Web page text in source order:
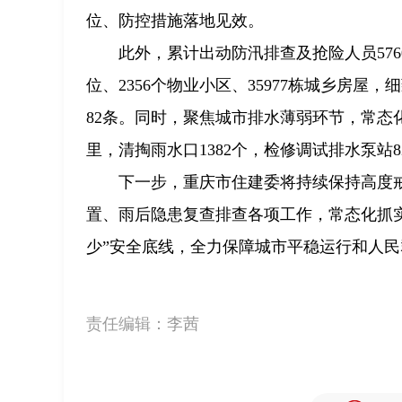
位、防控措施落地见效。
此外，累计出动防汛排查及抢险人员
位、2356个物业小区、35977栋城乡房屋，
82条。同时，聚焦城市排水薄弱环节，常
里，清掏雨水口1382个，检修调试排水泵
下一步，重庆市住建委将持续保持高
置、雨后隐患复查排查各项工作，常态化
少”安全底线，全力保障城市平稳运行和人
责任编辑： 李茜